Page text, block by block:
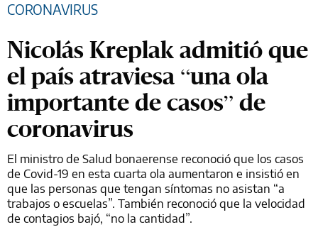
CORONAVIRUS
Nicolás Kreplak admitió que
el país atraviesa “una ola
importante de casos” de
coronavirus
El ministro de Salud bonaerense reconoció que los casos
de Covid-19 en esta cuarta ola aumentaron e insistió en
que las personas que tengan síntomas no asistan “a
trabajos o escuelas”. También reconoció que la velocidad
de contagios bajó, “no la cantidad”.